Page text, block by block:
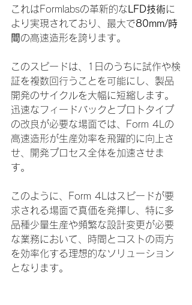
これはFormlabsの革新的なLFD技術に
より実現されており、最大で80mm/時
間の高速造形を誇ります。
このスピードは、1日のうちに試作や検
証を複数回行うことを可能にし、製品
開発のサイクルを大幅に短縮します。
迅速なフィードバックとプロトタイプ
の改良が必要な場面では、Form 4Lの
高速造形が生産効率を飛躍的に向上さ
せ、開発プロセス全体を加速させま
す。
このように、Form 4Lはスピードが要
求される場面で真価を発揮し、特に多
品種少量生産や頻繁な設計変更が必要
な業務において、時間とコストの両方
を効率化する理想的なソリューション
となります。